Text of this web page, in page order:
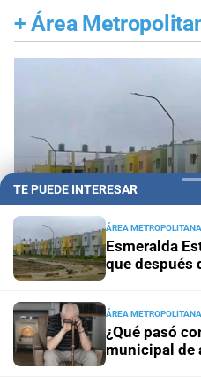
+ Área
Santa Fe ciudad
Suramericana que
hogar de 346 familias
TE PUEDE INTERESAR
ÁREA METROPOLITANA
Esmeralda
que después
ÁREA METROPOLITANA
¿Qué pasó
municipal de